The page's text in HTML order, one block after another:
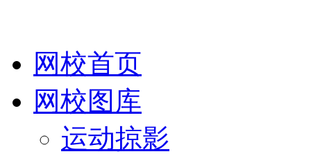
网校首页
网校图库
运动掠影